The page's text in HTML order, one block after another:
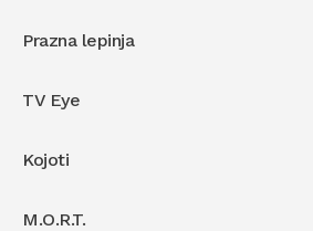
Prazna lepinja
TV Eye
Kojoti
M.O.R.T.